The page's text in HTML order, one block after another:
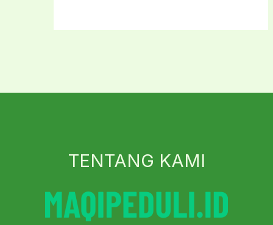
TENTANG KAMI